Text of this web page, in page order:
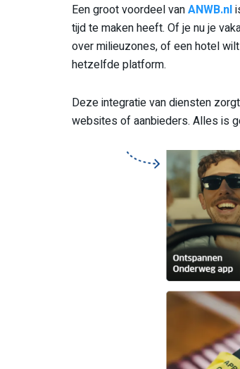
Een groot voordeel vanANWB.nl
tijd te maken heeft. Of je nu je
over milieuzones, of een hotel
hetzelfde platform.
Deze integratie van diensten
websites of aanbieders. Alles is